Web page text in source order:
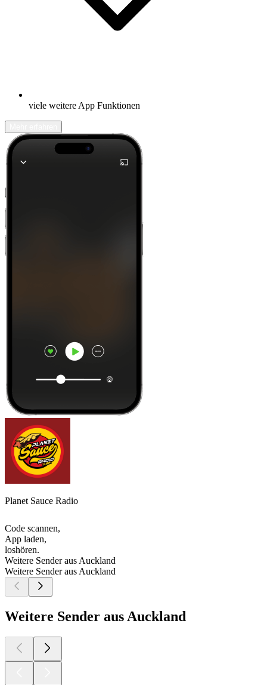
viele weitere App Funktionen
Planet Sauce Radio
Code scannen,
App laden,
loshören.
Weitere Sender aus Auckland
Weitere Sender aus Auckland
Weitere Sender aus Auckland